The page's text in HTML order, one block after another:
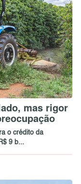
mas rigor
o crédito da
9 b...